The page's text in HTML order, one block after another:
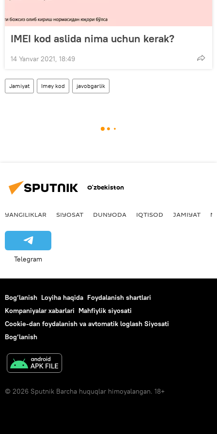
IMEI kod aslida nima uchun kerak?
14 Yanvar 2021, 18:49
Jamiyat Imey kod javobgarlik
O‘zbekiston
YANGILIKLAR SIYOSAT DUNYODA IQTISOD JAMIYAT
Telegram
Bog‘lanish Loyiha haqida Foydalanish shartlari
Kompaniyalar xabarlari Mahfiylik siyosati
Cookie-dan foydalanish va avtomatik loglash Siyosati
Bog‘lanish
© 2026 Sputnik Barcha huquqlar himoyalangan. 18+